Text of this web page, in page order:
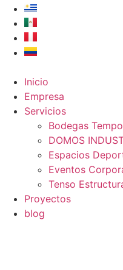
Inicio
Empresa
Servicios
Bodegas
DOMOS
Espacios
Eventos
Tenso
Proyectos
blog